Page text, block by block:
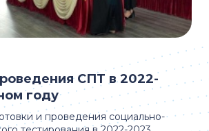
и проведения социально-
СПТ в 2022-
году